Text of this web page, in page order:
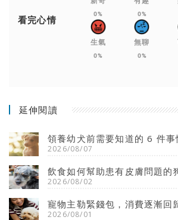
看完心情 0% 0%
生氣
0%
無聊
0%
延伸閱讀
領養幼犬前需要知道的 6 件事
2026/08/07
飲食如何幫助患有皮膚問題的
2026/08/02
寵物主勒緊錢包，消費逐漸回
2026/08/01